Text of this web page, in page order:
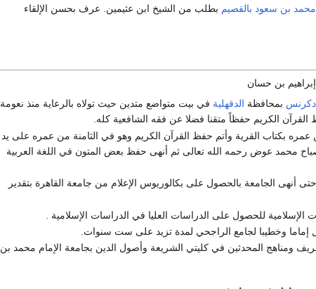
محمد بن سعود بالقصيم بطلب من الشيخ ابن عثيمين. عرف بحسن الإلقاء
بن حسان
دكرنس بمحافظة الدقهلية في بيت متواضع متدين حيث تولاه بالرعاية منذ نعومة
الكريم حفظاً متقنا فضلا عن فقه الشافعية كله.
عمره بكتاب القرية وأتم حفظ القرآن الكريم وهو في الثامنة من عمره على يد
محمد عوض رحمه الله تعالى ثم أنهى حفظ بعض المتون في اللغة العربية
أنهى الجامعة بالحصول على بكالوريوس الإعلام من جامعة القاهرة بتقدير
الإسلامية للحصول على الدراسات العليا في الدراسات الإسلامية .
إماما وخطيبا لجامع الراجحي لمدة تزيد على ست سنوات.
ومناهج المحدثين في كليتي الشريعة وأصول الدين بجامعة الإمام محمد بن